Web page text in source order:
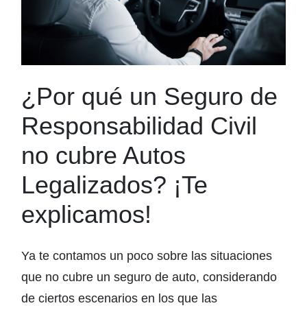
¿Por qué un Seguro de
Responsabilidad Civil
no cubre Autos
Legalizados? ¡Te
explicamos!
Ya te contamos un poco sobre las situaciones
que no cubre un seguro de auto, considerando
de ciertos escenarios en los que las